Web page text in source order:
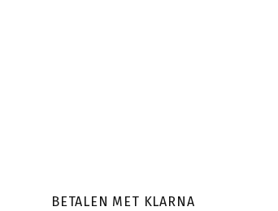
BETALEN MET KLARNA